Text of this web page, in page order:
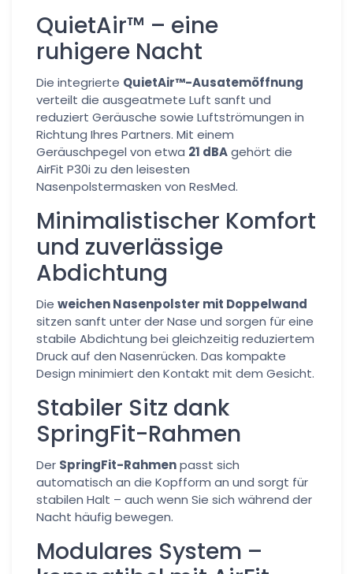
QuietAir™ – eine
ruhigere Nacht
Die integrierte QuietAir™-Ausatemöffnung
verteilt die ausgeatmete Luft sanft und
reduziert Geräusche sowie Luftströmungen in
Richtung Ihres Partners. Mit einem
Geräuschpegel von etwa 21 dBAgehört die
AirFit P30i zu den leisesten
Nasenpolstermasken von ResMed.
Minimalistischer Komfort
und zuverlässige
Abdichtung
Die weichen Nasenpolster mit Doppelwand
sitzen sanft unter der Nase und sorgen für eine
stabile Abdichtung bei gleichzeitig reduziertem
Druck auf den Nasenrücken. Das kompakte
Design minimiert den Kontakt mit dem Gesicht.
Stabiler Sitz dank
SpringFit-Rahmen
Der SpringFit-Rahmenpasst sich
automatisch an die Kopfform an und sorgt für
stabilen Halt – auch wenn Sie sich während der
Nacht häufig bewegen.
Modulares System –